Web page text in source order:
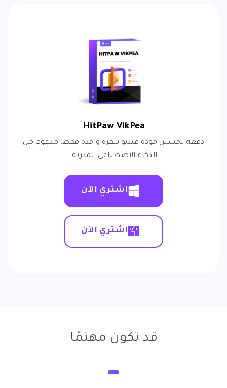
HitPaw VikPea
دفعة تحسين جودة فيديو بنقرة واحدة فقط. مدعوم من
الذكاء الاصطناعي المدربة.
اشتري الآن
اشتري الآن
قد تكون مهتمًا